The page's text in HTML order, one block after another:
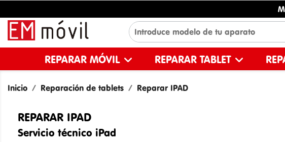
REPARAR MÓVIL REPARAR TABLET
Inicio Reparación de tablets Reparar IPAD
REPARAR IPAD
Servicio técnico iPad